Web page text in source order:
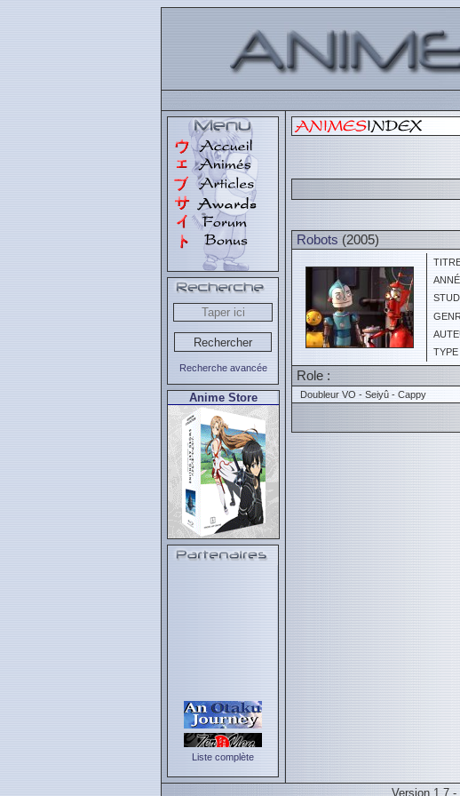
Recherche avancée
Anime Store
Liste complète
Robots (2005)
Role :
Doubleur VO - Seiyû - Cappy
Version 1.7